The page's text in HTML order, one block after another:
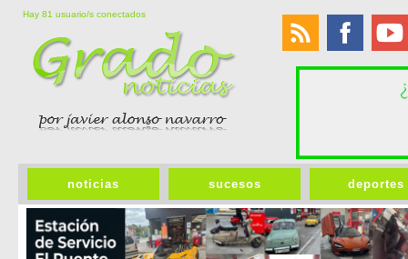
Hay 81 usuario/s conectados
noticias sucesos deportes